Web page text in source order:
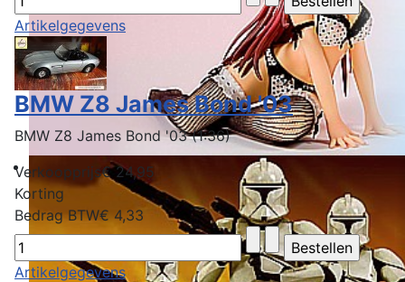
Artikelgegevens
BMW Z8 James Bond '03
BMW Z8 James Bond '03 (1:36)
Verkoopprijs€ 24,95
Korting
Bedrag BTW€ 4,33
Artikelgegevens